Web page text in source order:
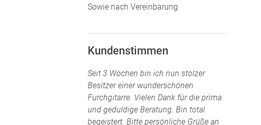
Sowie nach Vereinbarung
Kundenstimmen
Seit 3 Wochen bin ich nun stolzer
Besitzer einer wunderschönen
Furchgitarre. Vielen Dank für die prima
und geduldige Beratung. Bin total
begeistert. Bitte persönliche Grüße an